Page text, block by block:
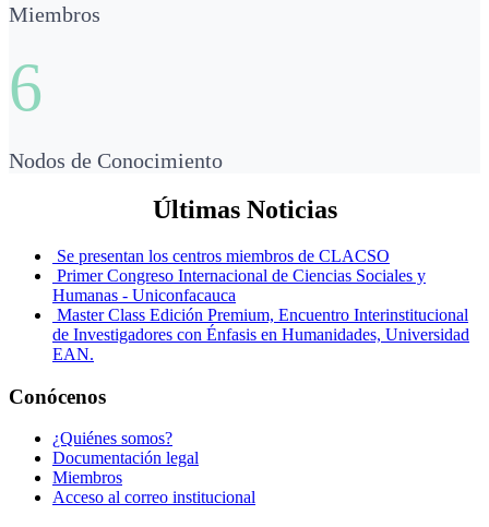
Miembros
6
Nodos de Conocimiento
Últimas Noticias
Se presentan los centros miembros de CLACSO
Primer Congreso Internacional de Ciencias Sociales y
Humanas - Uniconfacauca
Master Class Edición Premium, Encuentro Interinstitucional
de Investigadores con Énfasis en Humanidades, Universidad
EAN.
Conócenos
¿Quiénes somos?
Documentación legal
Miembros
Acceso al correo institucional